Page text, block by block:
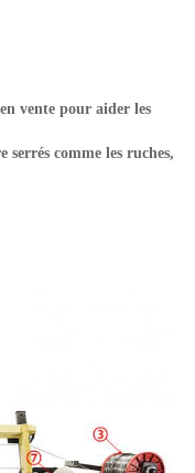
vente pour aider les
comme les ruches,